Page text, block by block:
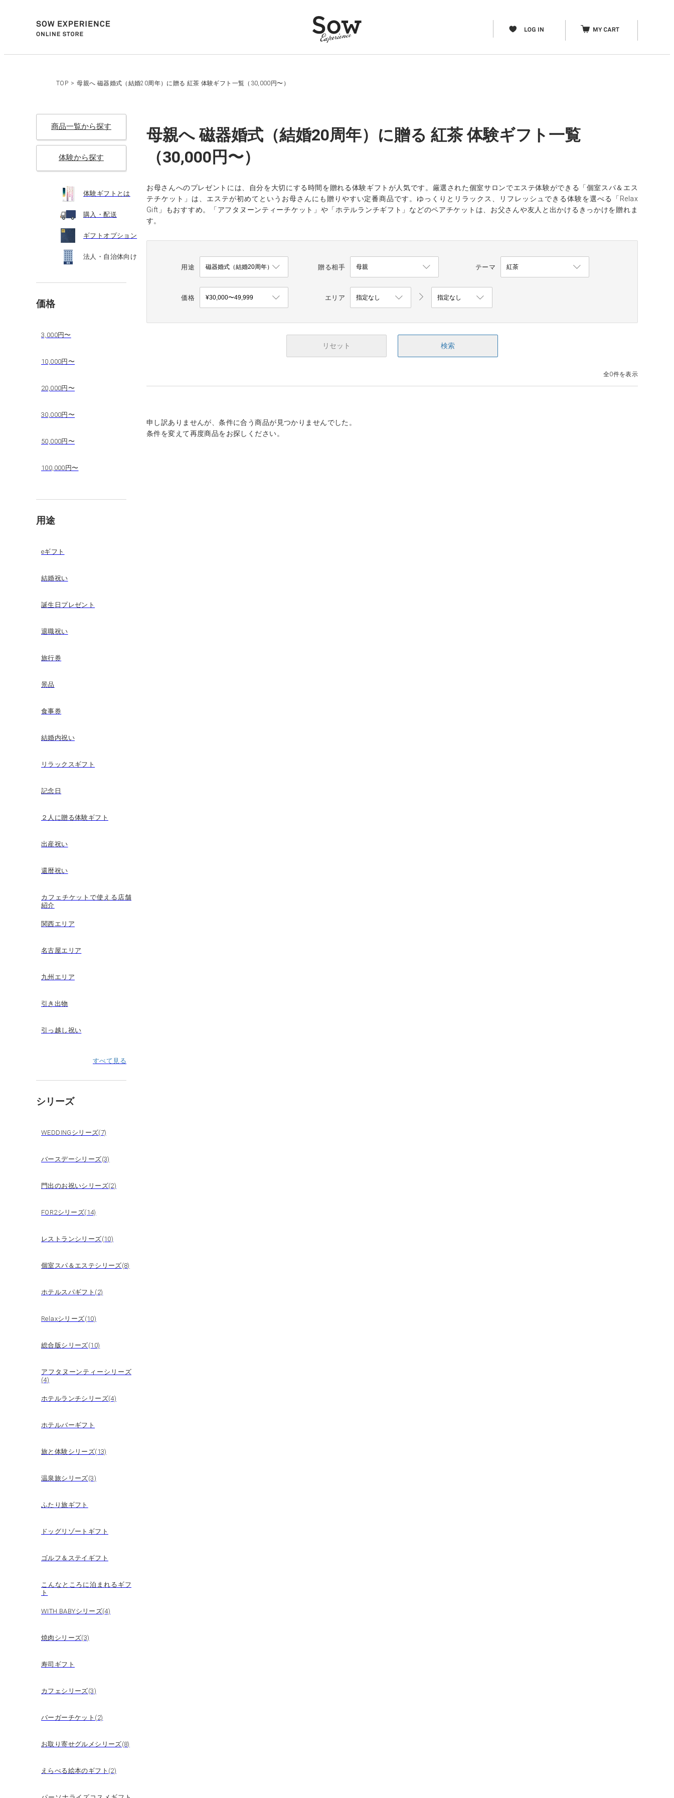
TOP > 母親へ 磁器婚式（結婚20周年）に贈る 紅茶 体験ギフト一覧（30,000円〜）
商品一覧から探す
体験から探す
体験ギフトとは
購入・配送
ギフトオプション
法人・自治体向け
価格
3,000円〜
10,000円〜
20,000円〜
30,000円〜
50,000円〜
100,000円〜
用途
eギフト
結婚祝い
誕生日プレゼント
退職祝い
旅行券
景品
食事券
結婚内祝い
リラックスギフト
記念日
２人に贈る体験ギフト
出産祝い
還暦祝い
カフェチケットで使える店舗
紹介
関西エリア
名古屋エリア
九州エリア
引き出物
引っ越し祝い
すべて見る
シリーズ
WEDDINGシリーズ(7)
バースデーシリーズ(3)
門出のお祝いシリーズ(2)
FOR2シリーズ(14)
レストランシリーズ(10)
個室スパ＆エステシリーズ(8)
ホテルスパギフト(2)
Relaxシリーズ(10)
総合版シリーズ(10)
アフタヌーンティーシリーズ
(4)
ホテルランチシリーズ(4)
ホテルバーギフト
旅と体験シリーズ(13)
温泉旅シリーズ(3)
ふたり旅ギフト
ドッグリゾートギフト
ゴルフ＆ステイギフト
こんなところに泊まれるギフ
ト
WITH BABYシリーズ(4)
焼肉シリーズ(3)
寿司ギフト
カフェシリーズ(3)
バーガーチケット(2)
お取り寄せグルメシリーズ(8)
えらべる絵本のギフト(2)
母親へ 磁器婚式（結婚20周年）に贈る 紅茶 体験ギフト一覧
（30,000円〜）
お母さんへのプレゼントには、自分を大切にする時間を贈れる体験ギフトが人気です。厳選された個室サロンでエステ体験ができる「個室スパ＆エス
テチケット」は、エステが初めてというお母さんにも贈りやすい定番商品です。ゆっくりとリラックス、リフレッシュできる体験を選べる「Relax
Gift」もおすすめ。「アフタヌーンティーチケット」や「ホテルランチギフト」などのペアチケットは、お父さんや友人と出かけるきっかけを贈れま
す。
用途 贈る相手 テーマ
価格 エリア
リセット 検索
全0件を表示
申し訳ありませんが、条件に合う商品が見つかりませんでした。
条件を変えて再度商品をお探しください。